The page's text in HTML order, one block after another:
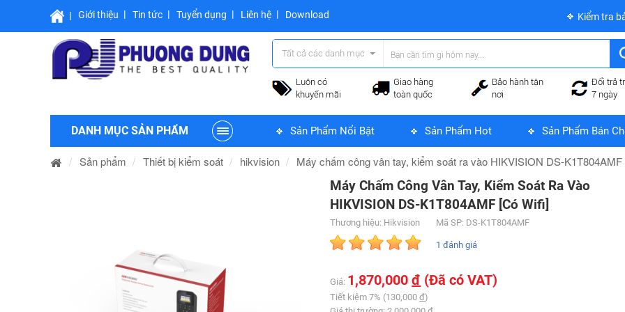
Giới thiệu Tin tức Tuyển dụng Liên hệ Download Kiểm tra
Tất cả các danh mục
Luôn có
khuyến mãi
Giao hàng
toàn quốc
Bảo hành tận
nơi
Đổi trả
7 ngày
DANH MỤC SẢN PHẨM Sản Phẩm Nổi Bật Sản Phẩm Hot Sản Phẩm Bán
Sản phẩm Thiết bị kiểm soát hikvision Máy chấm công vân tay, kiểm soát ra vào HIKVISION DS-K1T804AMF
Máy Chấm Công Vân Tay, Kiểm Soát Ra Vào
HIKVISION DS-K1T804AMF [Có Wifi]
Thương hiệu: Hikvision Mã SP: DS-K1T804AMF
1 đánh giá
Giá: 1,870,000đ (Đã có VAT)
Tiết kiệm 7% (130,000đ)